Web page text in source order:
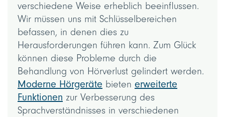
verschiedene Weise erheblich beeinflussen.
Wir müssen uns mit Schlüsselbereichen
befassen, in denen dies zu
Herausforderungen führen kann. Zum Glück
können diese Probleme durch die
Behandlung von Hörverlust gelindert werden.
Moderne Hörgeräte bieten erweiterte
Funktionen zur Verbesserung des
Sprachverständnisses in verschiedenen